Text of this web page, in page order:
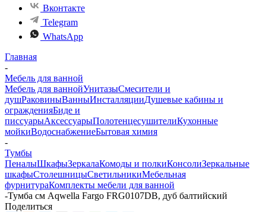
Вконтакте
Telegram
WhatsApp
Главная
-
Мебель для ванной
Мебель для ваннойУнитазыСмесители и
душРаковиныВанныИнсталляцииДушевые кабины и
огражденияБиде и
писсуарыАксессуарыПолотенцесушителиКухонные
мойкиВодоснабжениеБытовая химия
-
Тумбы
ПеналыШкафыЗеркалаКомоды и полкиКонсолиЗеркальные
шкафыСтолешницыСветильникиМебельная
фурнитураКомплекты мебели для ванной
-Тумба см Aqwella Fargo FRG0107DB, дуб балтийский
Поделиться